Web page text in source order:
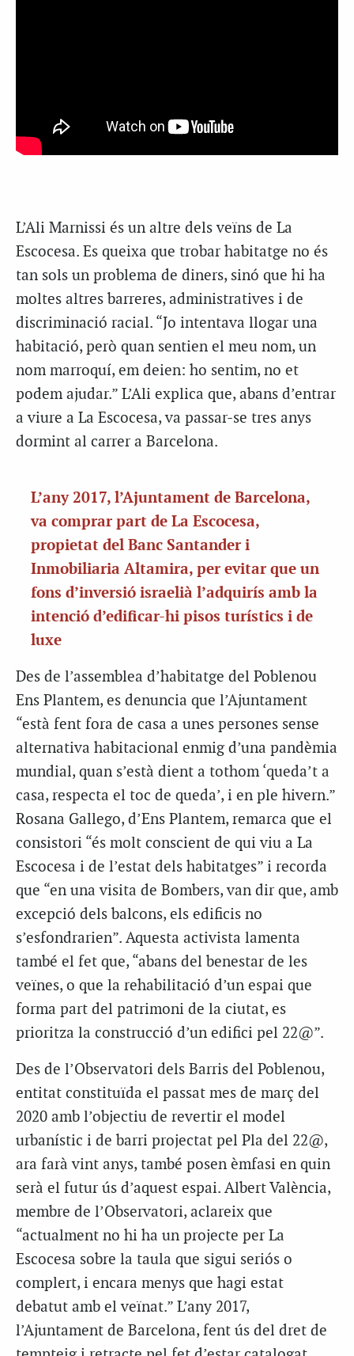
L’Ali Marnissi és un altre dels veïns de La
Escocesa. Es queixa que trobar habitatge no és
tan sols un problema de diners, sinó que hi ha
moltes altres barreres, administratives i de
discriminació racial. “Jo intentava llogar una
habitació, però quan sentien el meu nom, un
nom marroquí, em deien: ho sentim, no et
podem ajudar.” L’Ali explica que, abans d’entrar
a viure a La Escocesa, va passar-se tres anys
dormint al carrer a Barcelona.
L’any 2017, l’Ajuntament de Barcelona,
va comprar part de La Escocesa,
propietat del Banc Santander i
Inmobiliaria Altamira, per evitar que un
fons d’inversió israelià l’adquirís amb la
intenció d’edificar-hi pisos turístics i de
luxe
Des de l’assemblea d’habitatge del Poblenou
Ens Plantem, es denuncia que l’Ajuntament
“està fent fora de casa a unes persones sense
alternativa habitacional enmig d’una pandèmia
mundial, quan s’està dient a tothom ‘queda’t a
casa, respecta el toc de queda’, i en ple hivern.”
Rosana Gallego, d’Ens Plantem, remarca que el
consistori “és molt conscient de qui viu a La
Escocesa i de l’estat dels habitatges” i recorda
que “en una visita de Bombers, van dir que, amb
excepció dels balcons, els edificis no
s’esfondrarien”. Aquesta activista lamenta
també el fet que, “abans del benestar de les
veïnes, o que la rehabilitació d’un espai que
forma part del patrimoni de la ciutat, es
prioritza la construcció d’un edifici pel 22@”.
Des de l’Observatori dels Barris del Poblenou,
entitat constituïda el passat mes de març del
2020 amb l’objectiu de revertir el model
urbanístic i de barri projectat pel Pla del 22@,
ara farà vint anys, també posen èmfasi en quin
serà el futur ús d’aquest espai. Albert València,
membre de l’Observatori, aclareix que
“actualment no hi ha un projecte per La
Escocesa sobre la taula que sigui seriós o
complert, i encara menys que hagi estat
debatut amb el veïnat.” L’any 2017,
l’Ajuntament de Barcelona, fent ús del dret de